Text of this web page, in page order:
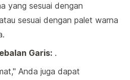
yang sesuai dengan
sesuai dengan palet warna
Garis: .
Anda juga dapat